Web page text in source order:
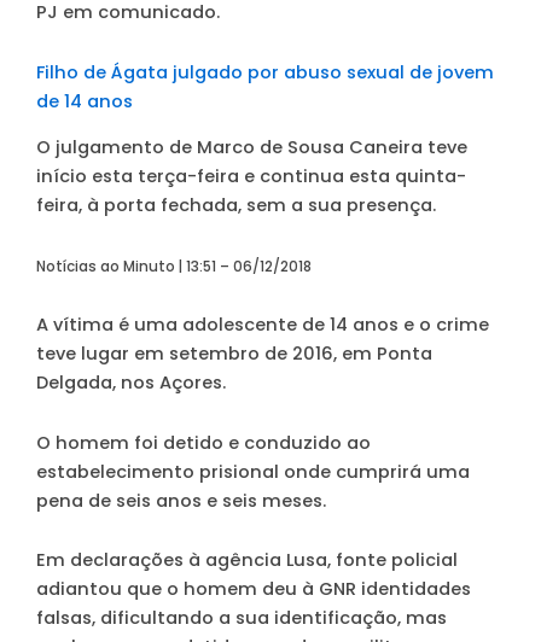
PJ em comunicado.
Filho de Ágata julgado por abuso sexual de jovem
de 14 anos
O julgamento de Marco de Sousa Caneira teve
início esta terça-feira e continua esta quinta-
feira, à porta fechada, sem a sua presença.
Notícias ao Minuto | 13:51 – 06/12/2018
A vítima é uma adolescente de 14 anos e o crime
teve lugar em setembro de 2016, em Ponta
Delgada, nos Açores.
O homem foi detido e conduzido ao
estabelecimento prisional onde cumprirá uma
pena de seis anos e seis meses.
Em declarações à agência Lusa, fonte policial
adiantou que o homem deu à GNR identidades
falsas, dificultando a sua identificação, mas